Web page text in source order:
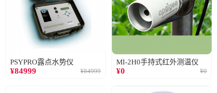
PSYPRO露点水势仪
¥84999 ¥84999
MI-2H0手持式红外测温仪
¥0 ¥0